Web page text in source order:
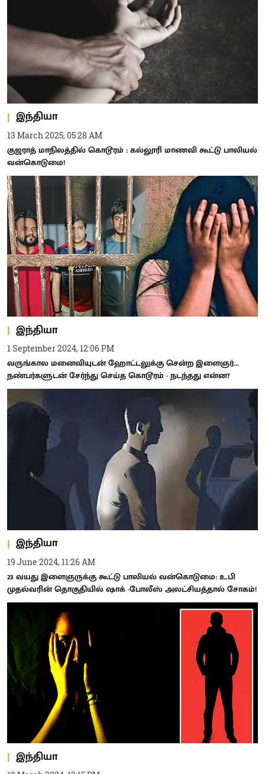
இந்தியா
13 March 2025, 05:28 AM
குஜராத் மாநிலத்தில் கொடூரம் : கல்லூரி மாணவி கூட்டு பாலியல்
வன்கொடுமை!
இந்தியா
1 September 2024, 12:06 PM
வருங்கால மனைவியுடன் ஹோட்டலுக்கு சென்ற இளைஞர்...
நண்பர்களுடன் சேர்ந்து செய்த கொடூரம் - நடந்தது என்ன?
இந்தியா
19 June 2024, 11:26 AM
23 வயது இளைஞருக்கு கூட்டு பாலியல் வன்கொடுமை: உ.பி
முதல்வரின் தொகுதியில் ஷாக் -போலீஸ் அலட்சியத்தால் சோகம்!
இந்தியா